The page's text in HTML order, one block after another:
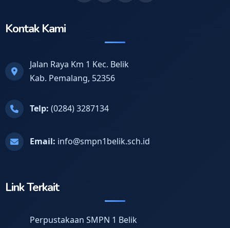
Kontak Kami
Jalan Raya Km 1 Kec. Belik
Kab. Pemalang, 52356
Telp: (0284) 3287134
Email: info@smpn1belik.sch.id
Link Terkait
Perpustakaan SMPN 1 Belik